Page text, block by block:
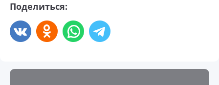
Поделиться: